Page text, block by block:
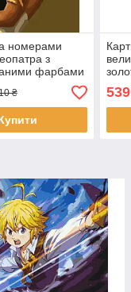
номерами
з
фарбами
₴
см
539